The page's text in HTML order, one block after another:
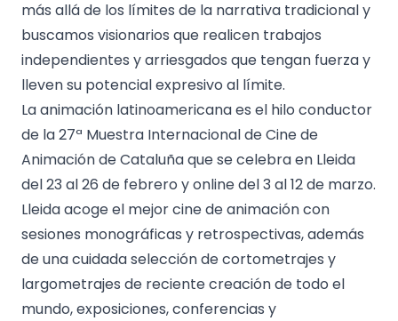
más allá de los límites de la narrativa tradicional y
buscamos visionarios que realicen trabajos
independientes y arriesgados que tengan fuerza y ​​
lleven su potencial expresivo al límite.
La animación latinoamericana es el hilo conductor
de la 27ª Muestra Internacional de Cine de
Animación de Cataluña que se celebra en Lleida
del 23 al 26 de febrero y online del 3 al 12 de marzo.
Lleida acoge el mejor cine de animación con
sesiones monográficas y retrospectivas, además
de una cuidada selección de cortometrajes y
largometrajes de reciente creación de todo el
mundo, exposiciones, conferencias y